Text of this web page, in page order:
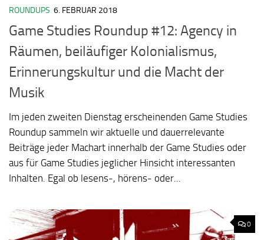
ROUNDUPS 6. FEBRUAR 2018
Game Studies Roundup #12: Agency in
Räumen, beiläufiger Kolonialismus,
Erinnerungskultur und die Macht der
Musik
Im jeden zweiten Dienstag erscheinenden Game Studies
Roundup sammeln wir aktuelle und dauerrelevante
Beiträge jeder Machart innerhalb der Game Studies oder
aus für Game Studies jeglicher Hinsicht interessanten
Inhalten. Egal ob lesens-, hörens- oder...
0